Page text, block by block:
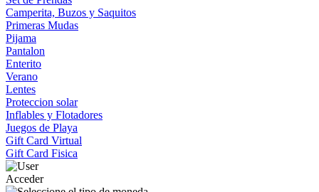
Camperita, Buzos y Saquitos
Primeras Mudas
Pijama
Pantalon
Enterito
Verano
Lentes
Proteccion solar
Inflables y Flotadores
Juegos de Playa
Gift Card Virtual
Gift Card Fisica
Acceder